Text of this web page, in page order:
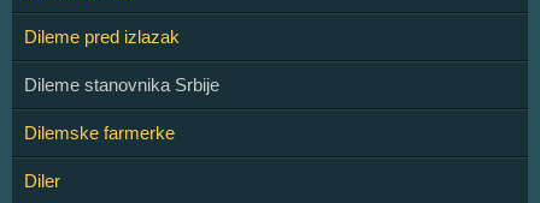
Dileme pred izlazak
Dileme stanovnika Srbije
Dilemske farmerke
Diler